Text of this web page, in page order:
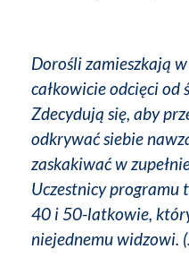
Dorośli zamieszkają
całkowicie odcięci od
Zdecydują się, aby
odkrywać siebie
zaskakiwać w
Uczestnicy programu
40 i 50-latkowie,
niejednemu widzowi.